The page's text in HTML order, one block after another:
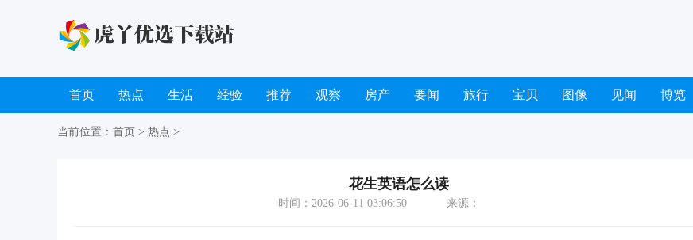
首页 热点 生活 经验 推荐 观察 房产 要闻 旅行 宝贝 图像 见闻 博览
当前位置： 首页 > 热点 >
花生英语怎么读
时间：2026-06-11 03:06:50 来源：